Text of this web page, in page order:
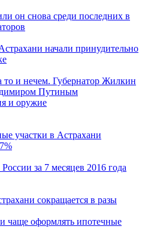
он снова среди последних в
начали принудительно
то и нечем. Губернатор Жилкин
Путиным
и оружие
участки в Астрахани
за 7 месяцев 2016 года
сокращается в разы
чаще оформлять ипотечные